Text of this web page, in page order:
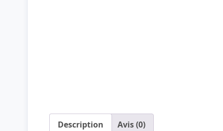
Description Avis (0)